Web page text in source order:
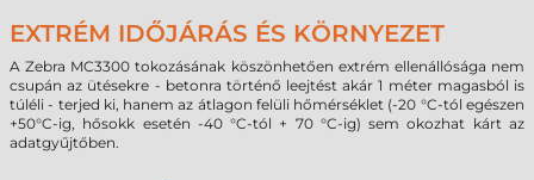
EXTRÉM IDŐJÁRÁS ÉS KÖRNYEZET
A Zebra MC3300 tokozásának köszönhetően extrém ellenállósága nem
csupán az ütésekre - betonra történő leejtést akár 1 méter magasból is
túléli - terjed ki, hanem az átlagon felüli hőmérséklet (-20 °C-tól egészen
+50°C-ig, hősokk esetén -40 °C-tól + 70 °C-ig) sem okozhat kárt az
adatgyűjtőben.